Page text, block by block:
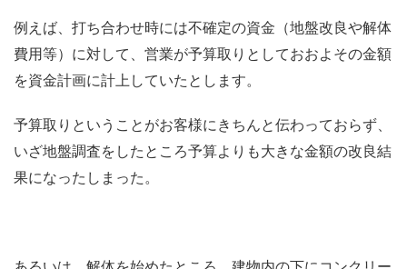
例えば、打ち合わせ時には不確定の資金（地盤改良や解体
費用等）に対して、営業が予算取りとしておおよその金額
を資金計画に計上していたとします。
予算取りということがお客様にきちんと伝わっておらず、
いざ地盤調査をしたところ予算よりも大きな金額の改良結
果になったしまった。